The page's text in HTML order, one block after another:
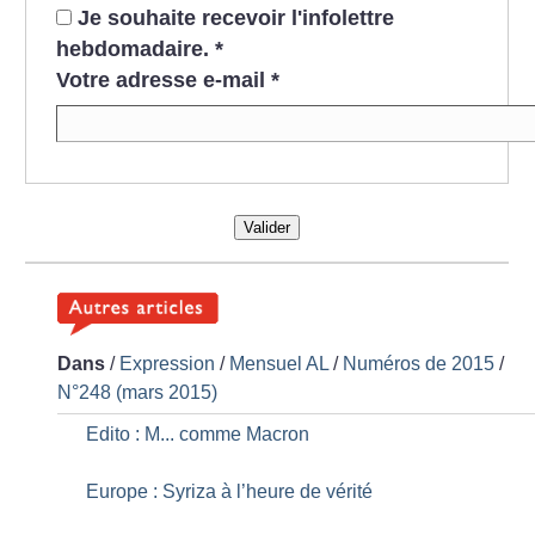
Je souhaite recevoir l'infolettre
hebdomadaire. *
Votre adresse e-mail *
Valider
Dans / Expression / Mensuel AL / Numéros de 2015 /
N°248 (mars 2015)
Edito : M... comme Macron
Europe : Syriza à l’heure de vérité